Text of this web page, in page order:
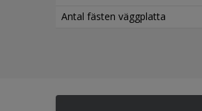
Antal fästen väggplatta